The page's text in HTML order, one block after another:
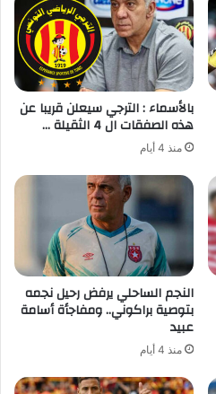
بالأسماء : الترجي سيعلن قريبا عن
هذه الصفقات ال 4 الثقيلة …
منذ 4 أيام
النجم الساحلي يرفض رحيل نجمه
بتوصية براكوني.. ومفاجأة أسامة
عبيد
منذ 4 أيام